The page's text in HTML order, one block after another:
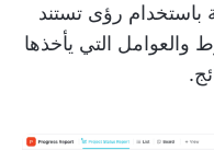
باستخدام رؤى تستند
والعوامل التي يأخذها